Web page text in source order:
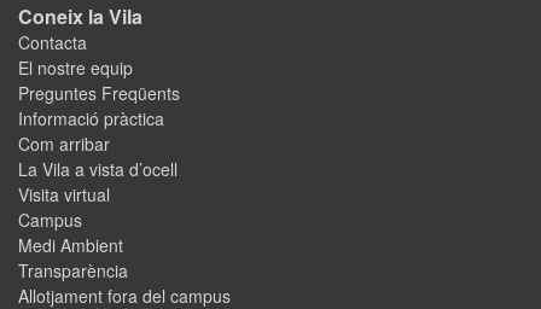
Coneix la Vila
Contacta
El nostre equip
Preguntes Freqüents
Informació pràctica
Com arribar
La Vila a vista d’ocell
Visita virtual
Campus
Medi Ambient
Transparència
Allotjament fora del campus